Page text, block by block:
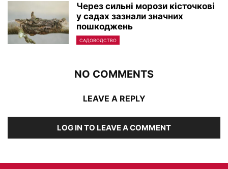
Через сильні морози кісточкові
у садах зазнали значних
пошкоджень
САДОВОДСТВО
NO COMMENTS
LEAVE A REPLY
LOG IN TO LEAVE A COMMENT